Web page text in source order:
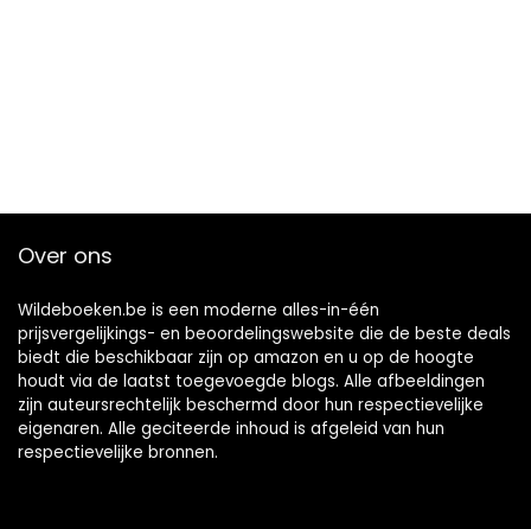
Over ons
Wildeboeken.be is een moderne alles-in-één
prijsvergelijkings- en beoordelingswebsite die de beste deals
biedt die beschikbaar zijn op amazon en u op de hoogte
houdt via de laatst toegevoegde blogs. Alle afbeeldingen
zijn auteursrechtelijk beschermd door hun respectievelijke
eigenaren. Alle geciteerde inhoud is afgeleid van hun
respectievelijke bronnen.